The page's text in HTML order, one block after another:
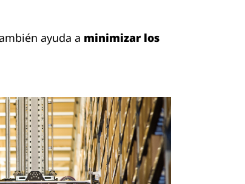
ayuda a minimizar los